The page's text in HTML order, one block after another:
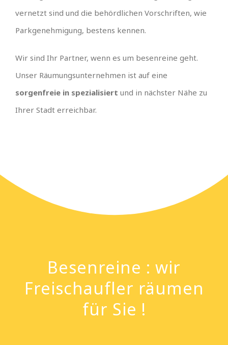
vernetzt sind und die behördlichen Vorschriften, wie
Parkgenehmigung, bestens kennen.
Wir sind Ihr Partner, wenn es um besenreine geht.
Unser Räumungsunternehmen ist auf eine
sorgenfreie in spezialisiert und in nächster Nähe zu
Ihrer Stadt erreichbar.
Besenreine : wir
Freischaufler räumen
für Sie !